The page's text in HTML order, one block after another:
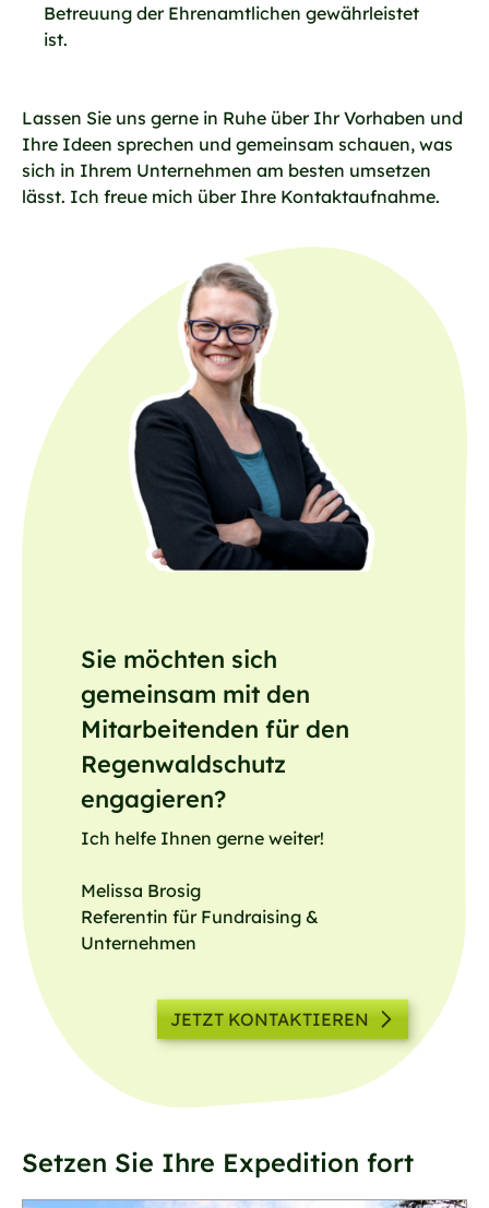
Betreuung der Ehrenamtlichen gewährleistet
ist.
Lassen Sie uns gerne in Ruhe über Ihr Vorhaben und
Ihre Ideen sprechen und gemeinsam schauen, was
sich in Ihrem Unternehmen am besten umsetzen
lässt. Ich freue mich über Ihre Kontaktaufnahme.
Sie möchten sich
gemeinsam mit den
Mitarbeitenden für den
Regenwaldschutz
engagieren?
Ich helfe Ihnen gerne weiter!
Melissa Brosig
Referentin für Fundraising &
Unternehmen
JETZT KONTAKTIEREN
Setzen Sie Ihre Expedition fort